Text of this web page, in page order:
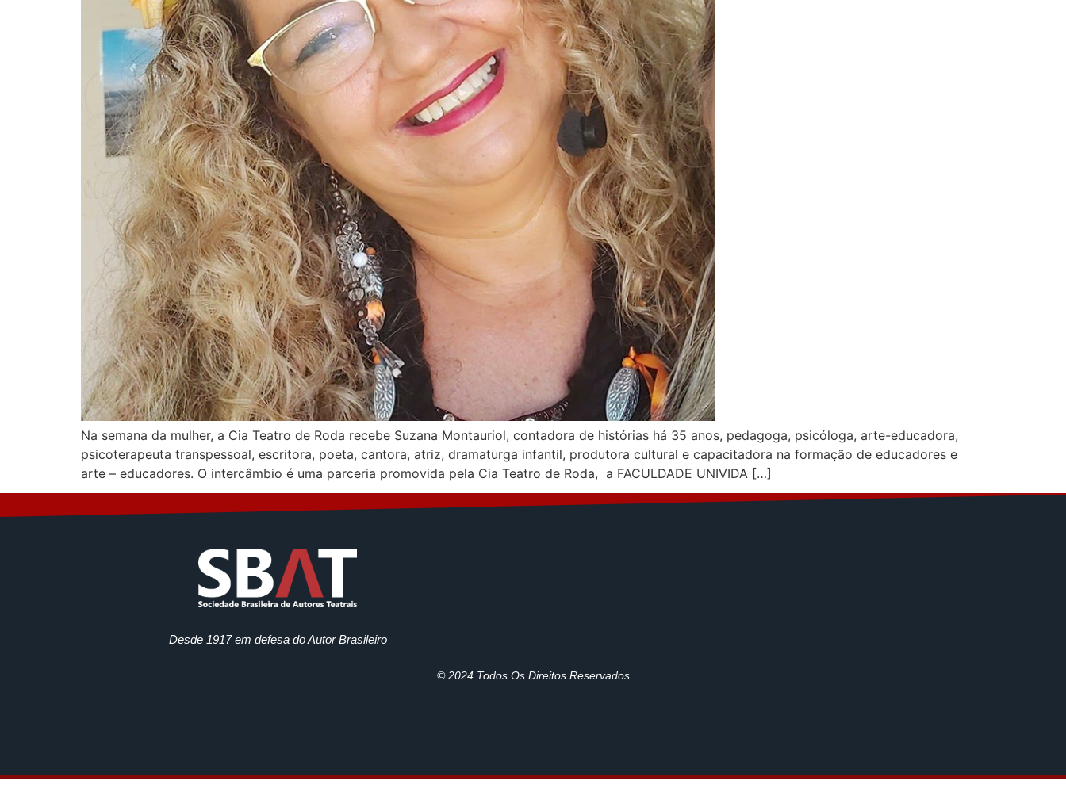
Na semana da mulher, a Cia Teatro de Roda recebe Suzana Montauriol, contadora de histórias há 35 anos, pedagoga, psicóloga, arte-educadora,
psicoterapeuta transpessoal, escritora, poeta, cantora, atriz, dramaturga infantil, produtora cultural e capacitadora na formação de educadores e
arte – educadores. O intercâmbio é uma parceria promovida pela Cia Teatro de Roda, a FACULDADE UNIVIDA […]
Desde 1917 em defesa do Autor Brasileiro
© 2024 Todos Os Direitos Reservados